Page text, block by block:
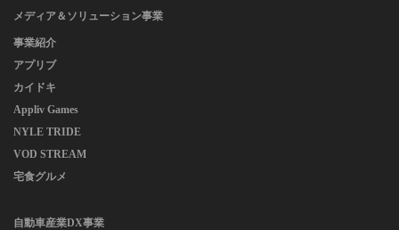
メディア＆ソリューション事業
事業紹介
アプリブ
カイドキ
Appliv Games
NYLE TRIDE
VOD STREAM
宅食グルメ
自動車産業DX事業